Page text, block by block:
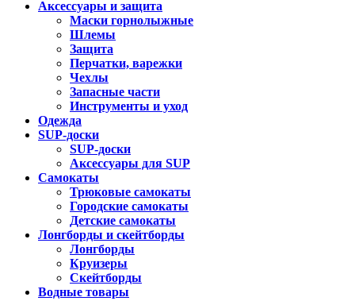
Аксессуары и защита
Маски горнолыжные
Шлемы
Защита
Перчатки, варежки
Чехлы
Запасные части
Инструменты и уход
Одежда
SUP-доски
SUP-доски
Аксессуары для SUP
Самокаты
Трюковые самокаты
Городские самокаты
Детские самокаты
Лонгборды и скейтборды
Лонгборды
Круизеры
Скейтборды
Водные товары